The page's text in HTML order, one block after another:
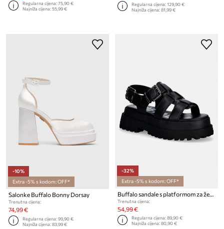
Regularna cijena:75,90 €
Najniža cijena:55,99 €
Regularna cijena:129,90 €
Najniža cijena:81,99 €
-10%
Extra -5% s kodom: OFF*
Salonke Buffalo Bonny Dorsay
Trenutna cijena:
74,99 €
Regularna cijena:99,90 €
Najniža cijena:83,99 €
-32%
Extra -5% s kodom: OFF*
Buffalo sandale s platformom za žene Pluto Fisher
Trenutna cijena:
54,99 €
Regularna cijena:89,90 €
Najniža cijena:80,90 €